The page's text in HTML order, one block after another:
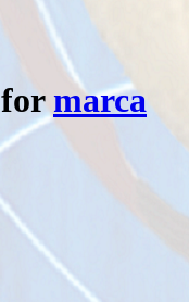
formarca